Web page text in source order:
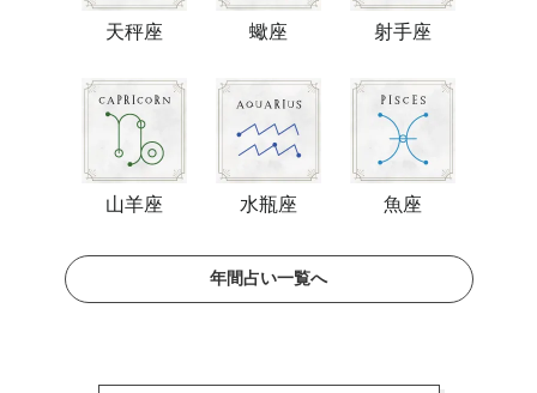
天秤座 蠍座 射手座
山羊座 水瓶座 魚座
年間占い一覧へ